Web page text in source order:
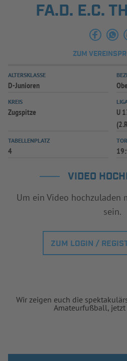
INFOTHEK
FA.D. E.C.
ZUM
ALTERSKLASSE
D-Junioren
KREIS
Zugspitze
U
TABELLENPLATZ
4
VIDEO
Um ein Video hochzuladen
sein.
ZUM LOGIN /
Wir zeigen euch die
Amateurfußball,